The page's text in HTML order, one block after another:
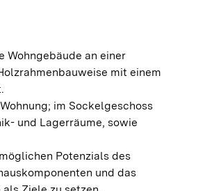
Wohngebäude an einer
mit einem
im Sockelgeschoss
und Lagerräume, sowie
Potenzials des
und das